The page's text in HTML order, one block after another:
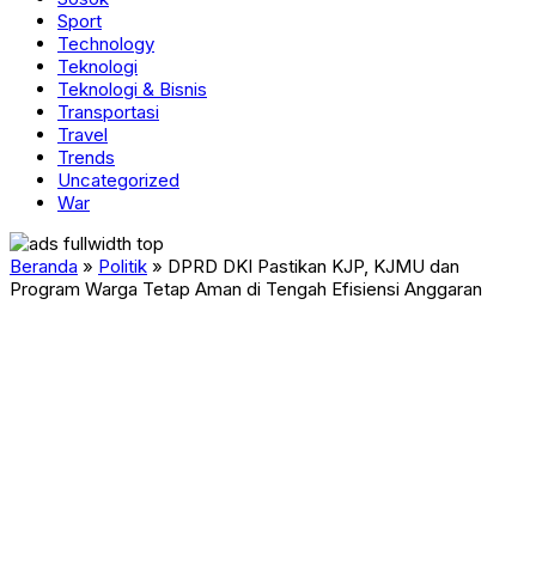
Sport
Technology
Teknologi
Teknologi & Bisnis
Transportasi
Travel
Trends
Uncategorized
War
Beranda » Politik » DPRD DKI Pastikan KJP, KJMU dan
Program Warga Tetap Aman di Tengah Efisiensi Anggaran